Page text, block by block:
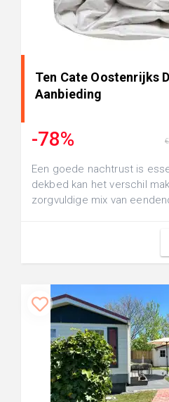
Ten Cate Oostenrijks
Aanbieding
-78%
Een goede nachtrust is
dekbed kan het verschil
zorgvuldige mix van